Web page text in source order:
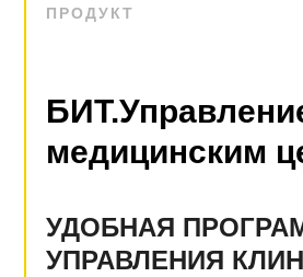
ПРОДУКТ
медицинским
УДОБНАЯ
УПРАВЛЕНИЯ